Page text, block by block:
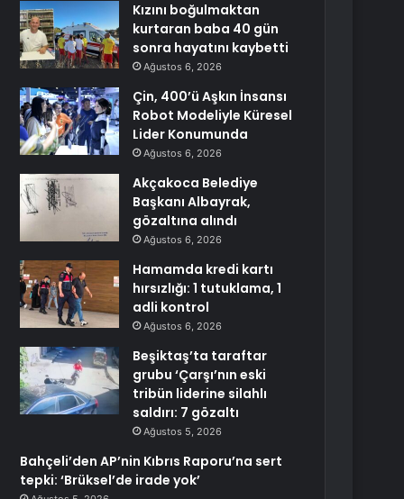
Kızını boğulmaktan
kurtaran baba 40 gün
sonra hayatını kaybetti
Ağustos 6, 2026
Çin, 400’ü Aşkın İnsansı
Robot Modeliyle Küresel
Lider Konumunda
Ağustos 6, 2026
Akçakoca Belediye
Başkanı Albayrak,
gözaltına alındı
Ağustos 6, 2026
Hamamda kredi kartı
hırsızlığı: 1 tutuklama, 1
adli kontrol
Ağustos 6, 2026
Beşiktaş’ta taraftar
grubu ‘Çarşı’nın eski
tribün liderine silahlı
saldırı: 7 gözaltı
Ağustos 5, 2026
Bahçeli’den AP’nin Kıbrıs Raporu’na sert
tepki: ‘Brüksel’de irade yok’